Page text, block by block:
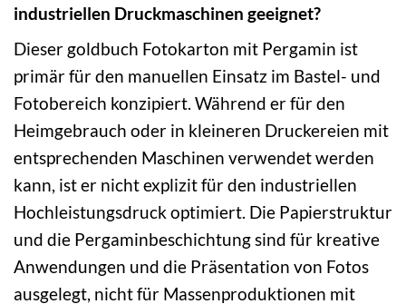
industriellen Druckmaschinen geeignet?
Dieser goldbuch Fotokarton mit Pergamin ist
primär für den manuellen Einsatz im Bastel- und
Fotobereich konzipiert. Während er für den
Heimgebrauch oder in kleineren Druckereien mit
entsprechenden Maschinen verwendet werden
kann, ist er nicht explizit für den industriellen
Hochleistungsdruck optimiert. Die Papierstruktur
und die Pergaminbeschichtung sind für kreative
Anwendungen und die Präsentation von Fotos
ausgelegt, nicht für Massenproduktionen mit